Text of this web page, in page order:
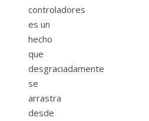
controladores
es un
hecho
que
desgraciadamente
se
arrastra
desde